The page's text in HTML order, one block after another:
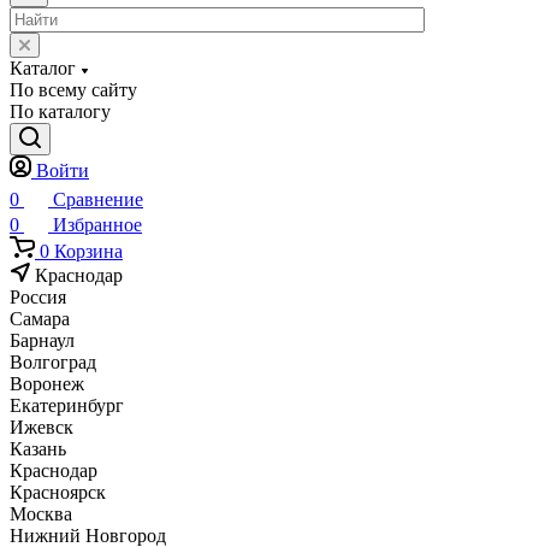
Каталог
По всему сайту
По каталогу
Войти
0
Сравнение
0
Избранное
0 Корзина
Краснодар
Россия
Самара
Барнаул
Волгоград
Воронеж
Екатеринбург
Ижевск
Казань
Краснодар
Красноярск
Москва
Нижний Новгород